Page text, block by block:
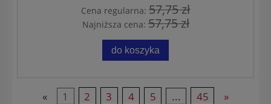
Cena regularna: 57,75 zł
Najniższa cena:57,75 zł
do koszyka
« 1 2 3 4 5 ... 45 »